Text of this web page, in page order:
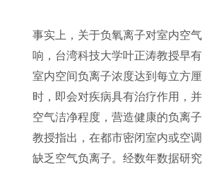
事实上，关于负氧离子对室内空
响，台湾科技大学叶正涛教授早
室内空间负离子浓度达到每立方
时，即会对疾病具有治疗作用，
空气洁净程度，营造健康的负离
教授指出，在都市密闭室内或空
缺乏空气负离子。经数年数据研